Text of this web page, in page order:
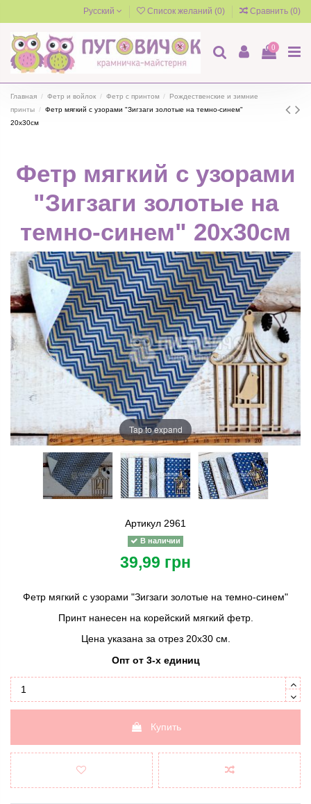
Русский Список желаний (0) Сравнить (0)
0
Главная Фетр и войлок Фетр с принтом
Рождественские и зимние
принты
Фетр мягкий с узорами "Зигзаги золотые на темно-синем"
20х30см
Фетр мягкий с узорами
"Зигзаги золотые на
темно-синем" 20х30см
Tap to expand
Артикул 2961
В наличии
39,99 грн
Фетр мягкий с узорами "Зигзаги золотые на темно-синем"
Принт нанесен на корейский мягкий фетр.
Цена указана за отрез 20х30 см.
Опт от 3-х единиц
Купить